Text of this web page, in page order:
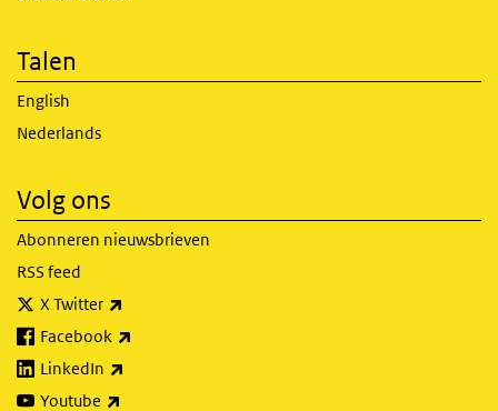
Talen
English
Nederlands
Volg ons
Abonneren nieuwsbrieven
RSS feed
X Twitter
Facebook
LinkedIn
Youtube